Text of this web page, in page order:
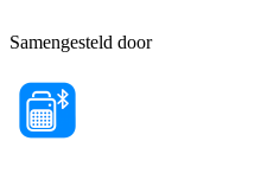
Samengesteld door